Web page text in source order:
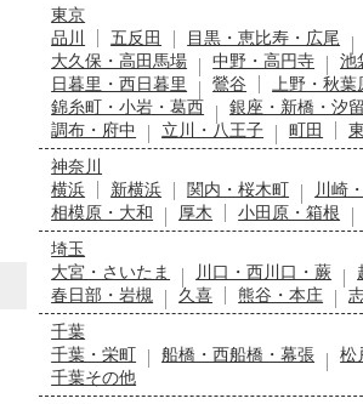
東京
品川
五反田 目黒・恵比寿・広尾
大久保・高田馬場
中野・高円寺 池
日暮里・西日暮里
鶯谷 上野・秋葉
錦糸町・小岩・葛西
銀座・新橋・汐留
調布・府中
立川・八王子 町田
神奈川
横浜
新横浜 関内・桜木町 川崎
相模原・大和
厚木 小田原・箱根
埼玉
大宮・さいたま
川口・西川口・蕨
春日部・岩槻
久喜 熊谷・本庄
千葉
千葉・栄町
船橋・西船橋・幕張 松
千葉その他